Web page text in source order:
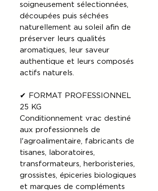
soigneusement sélectionnées,
découpées puis séchées
naturellement au soleil afin de
préserver leurs qualités
aromatiques, leur saveur
authentique et leurs composés
actifs naturels.
✔ FORMAT PROFESSIONNEL
25 KG
Conditionnement vrac destiné
aux professionnels de
l'agroalimentaire, fabricants de
tisanes, laboratoires,
transformateurs, herboristeries,
grossistes, épiceries biologiques
et marques de compléments